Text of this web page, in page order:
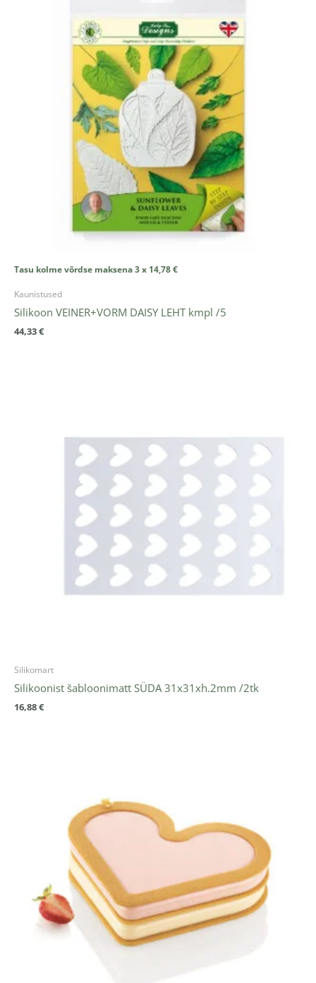
Tasu kolme võrdse maksena 3 x 14,78€
Kaunistused
Silikoon VEINER+VORM DAISY LEHT kmpl /5
44,33€
Silikomart
Silikoonist šabloonimatt SÜDA 31x31xh.2mm /2tk
16,88€